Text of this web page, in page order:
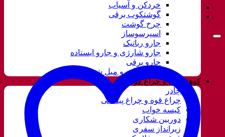
خردکن و آسیاب
گوشتکوب برقی
چرخ گوشت
اسپرسوساز
جارو رباتیک
جارو شارژی و جارو ایستاده
جارو برقی
فرش شور و مبل شور
کوهنوردی و چراغ قوه
چادر
چراغ قوه و چراغ پیشانی
کیسه خواب
دوربین شکاری
زیرانداز سفری